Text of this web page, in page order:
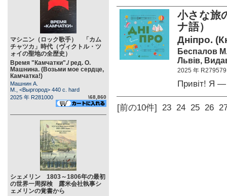
マシニン（ロック歌手） 「カム
チャツカ」時代（ヴィクトル・ツ
ォイの聖地の全歴史）
Время "Камчатки"./ ред. О.
Машнина. (Возьми мое сердце,
Камчатка!)
Машнин А.
М., <Выргород> 440 c. hard
2025 年 R281000
\68,860
シェメリン 1803～1806年の最初
の世界一周探検 露米会社執事シ
ェメリンの覚書から
小さな
ナ語）
Дніпро.
Беспалов
Львів,
2025 年 R279579
Привіт! Я —
[前の10件] 23 24 25 26